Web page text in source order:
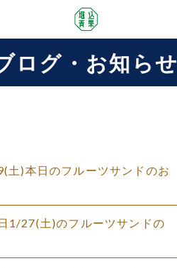
ログ・お知らせ
)本日のフルーツサンドのお
1/27(土)のフルーツサンドの